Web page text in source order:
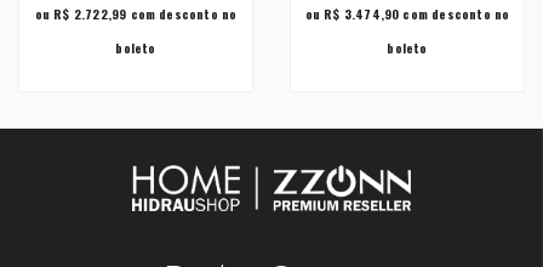
ou R$ 2.722,99 com desconto no
boleto
ou R$ 3.474,90 com desconto no
boleto